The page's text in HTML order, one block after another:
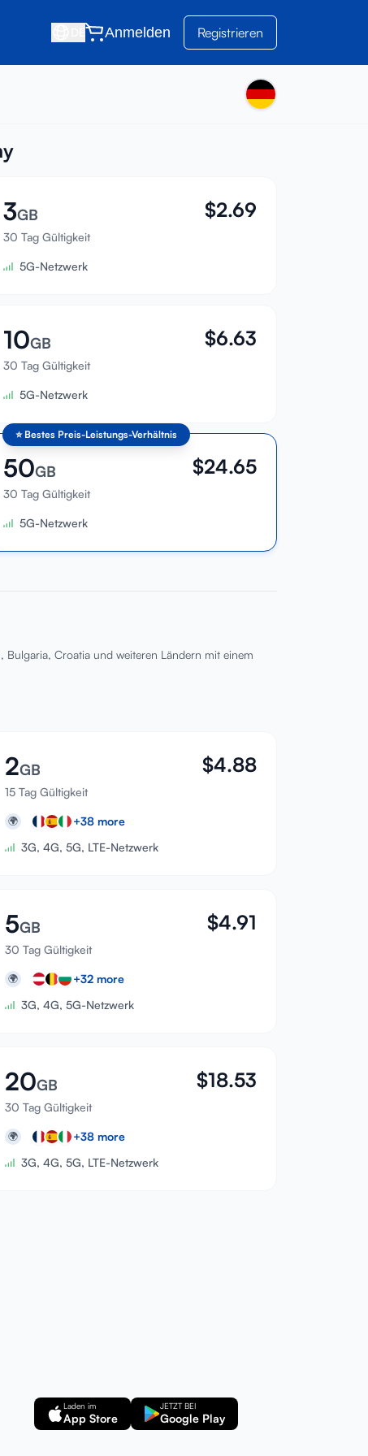
Anmelden Registrieren
3GB
30 Tag Gültigkeit
$2.69
5G-Netzwerk
10GB
30 Tag Gültigkeit
$6.63
5G-Netzwerk
⭐ Bestes Preis-Leistungs-Verhältnis
50GB
30 Tag Gültigkeit
$24.65
5G-Netzwerk
Bulgaria, Croatia und weiteren Ländern mit einem
2GB
15 Tag Gültigkeit
$4.88
🌍 +38 more
3G, 4G, 5G, LTE-Netzwerk
5GB
30 Tag Gültigkeit
$4.91
🌍 +32 more
3G, 4G, 5G-Netzwerk
20GB
30 Tag Gültigkeit
$18.53
🌍 +38 more
3G, 4G, 5G, LTE-Netzwerk
Laden im
App Store
JETZT BEI
Google Play